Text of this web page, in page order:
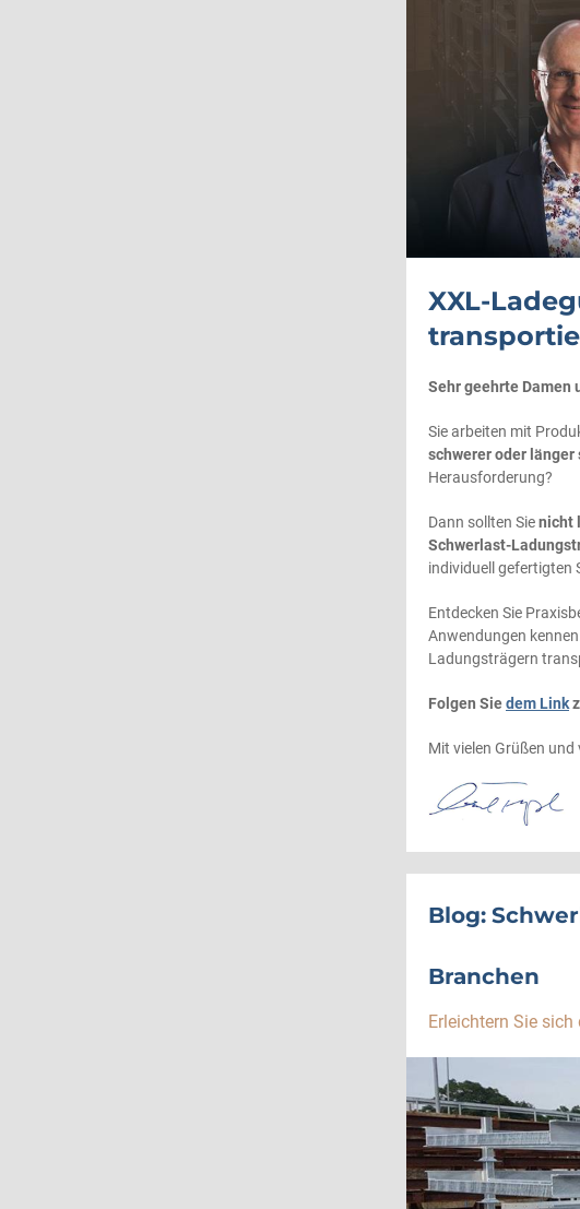
XXL-
Sehr geehrte Damen
Sie arbeiten mit
schwerer oder länger
Herausforderung?
Dann sollten Sienicht
Schwerlast-
individuell gefertigten
Entdecken Sie
Anwendungen
Ladungsträgern
Folgen Siedem Link
Mit vielen Grüßen und
Blog:
Branchen
Erleichtern Sie